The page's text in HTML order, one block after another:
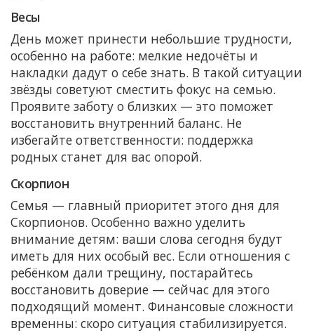
Весы
День может принести небольшие трудности,
особенно на работе: мелкие недочёты и
накладки дадут о себе знать. В такой ситуации
звёзды советуют сместить фокус на семью.
Проявите заботу о близких — это поможет
восстановить внутренний баланс. Не
избегайте ответственности: поддержка
родных станет для вас опорой.
Скорпион
Семья — главный приоритет этого дня для
Скорпионов. Особенно важно уделить
внимание детям: ваши слова сегодня будут
иметь для них особый вес. Если отношения с
ребёнком дали трещину, постарайтесь
восстановить доверие — сейчас для этого
подходящий момент. Финансовые сложности
временны: скоро ситуация стабилизируется.